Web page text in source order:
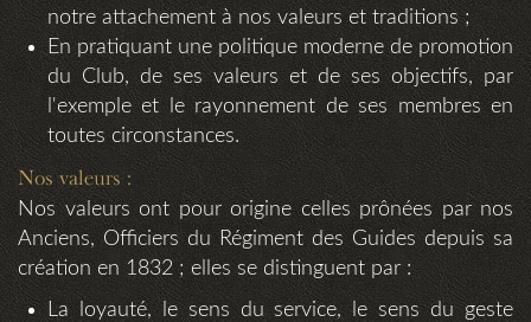
notre attachement à nos valeurs et traditions ;
En pratiquant une politique moderne de promotion
du Club, de ses valeurs et de ses objectifs, par
l'exemple et le rayonnement de ses membres en
toutes circonstances.
Nos valeurs :
Nos valeurs ont pour origine celles prônées par nos
Anciens, Officiers du Régiment des Guides depuis sa
création en 1832 ; elles se distinguent par :
La loyauté, le sens du service, le sens du geste